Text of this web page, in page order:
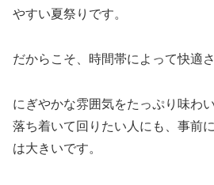
やすい夏祭りです。
だからこそ、時間帯によって快適
にぎやかな雰囲気をたっぷり味わ
落ち着いて回りたい人にも、事前
は大きいです。